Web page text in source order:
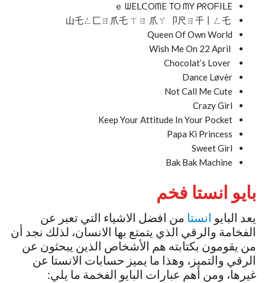
ｅ ᗯEᒪᑕOᗰE TO ᗰY ᑭᖇOᖴIᒪE
Queen Of Own World
Dance Løvèr
Not Call Me Cute
Crazy Girl
Keep Your Attitude In Your Pocket
Papa Ki Princess
Sweet Girl
Bak Bak Machine
بايو انستا فخم
يعد البايو انستا من افضل الاشياء التي تعبر عن
الفخامة والرقي الذي يتمتع بها الانسان، لذلك نجد أن
من يقومون بكتابته هم الأشخاص الذين يبحثون عن
الرقي والتميز، وهذا ما يميز حسابات الانستا عن
غيرها، ومن أهم عبارات البايو الفخمة ما يلي: